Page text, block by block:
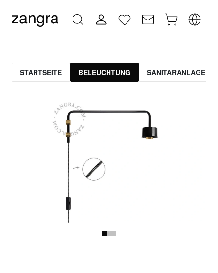
STARTSEITE BELEUCHTUNG SANITARANLAGE